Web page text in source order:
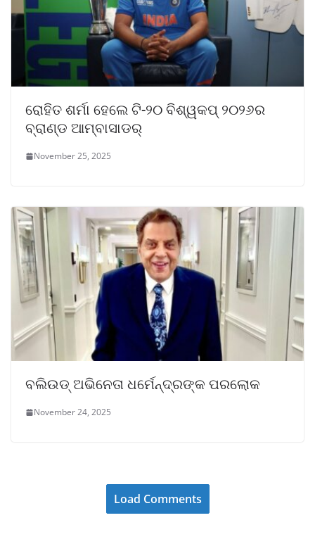
ରୋହିତ ଶର୍ମା ହେଲେ ଟି-୨୦ ବିଶ୍ୱକପ୍ ୨୦୨୬ର
ବ୍ରାଣ୍ଡ ଆମ୍ବାସାଡର୍
November 25, 2025
ବଲିଉଡ୍ ଅଭିନେତା ଧର୍ମେନ୍ଦ୍ରଙ୍କ ପରଲୋକ
November 24, 2025
Load Comments